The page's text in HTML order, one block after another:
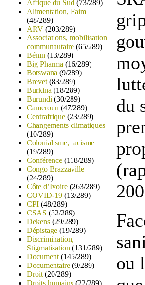
Afrique du Sud (73/289)
Alimentation, Faim
(48/289)
ARV (203/289)
Associations, mobilisation
communautaire (65/289)
Bénin (13/289)
Big Pharma (16/289)
Botswana (9/289)
Brevet (83/289)
Burkina (18/289)
Burundi (30/289)
Cameroun (47/289)
Centrafrique (23/289)
Changements climatiques
(10/289)
Colonialisme, racisme
(19/289)
Conférence (118/289)
Congo Brazzaville
(24/289)
Côte d’Ivoire (263/289)
COVID-19 (13/289)
CPI (48/289)
CSAS (32/289)
Dekens (29/289)
Dépistage (19/289)
Discrimination,
Stigmatisation (131/289)
Document (145/289)
Documentaire (9/289)
Droit (20/289)
Droits humains (22/289)
du
ou